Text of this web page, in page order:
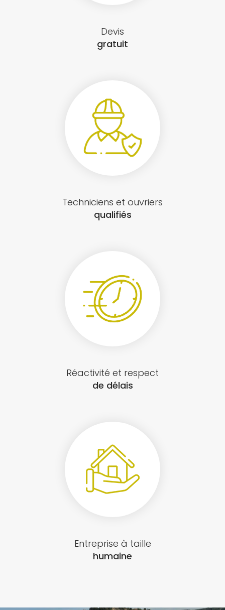
Devis
gratuit
Techniciens et ouvriers
qualifiés
Réactivité et respect
de délais
Entreprise à taille
humaine